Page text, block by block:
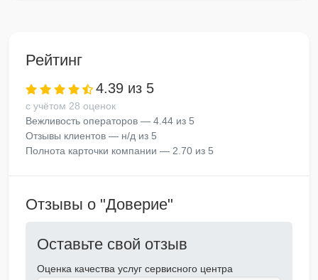
Рейтинг
4.39 из 5
с учётом 28 оценок
Вежливость операторов — 4.44 из 5
Отзывы клиентов — н/д из 5
Полнота карточки компании — 2.70 из 5
Отзывы о "Доверие"
Оставьте свой отзыв
Оценка качества услуг сервисного центра